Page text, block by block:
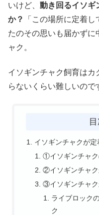
いけど、 動き回るイソギ
か？
「この場所に定着
たのその思いも届かずに
ャク。
イソギンチャク飼育はカ
らないくらい難しいので
イソギンチャクが定
①イソギンチャ
②イソギンチャ
③イソギンチャ
ライブロック
ク